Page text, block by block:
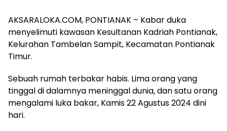
AKSARALOKA.COM, PONTIANAK – Kabar duka
menyelimuti kawasan Kesultanan Kadriah Pontianak,
Kelurahan Tambelan Sampit, Kecamatan Pontianak
Timur.
Sebuah rumah terbakar habis. Lima orang yang
tinggal di dalamnya meninggal dunia, dan satu orang
mengalami luka bakar, Kamis 22 Agustus 2024 dini
hari.